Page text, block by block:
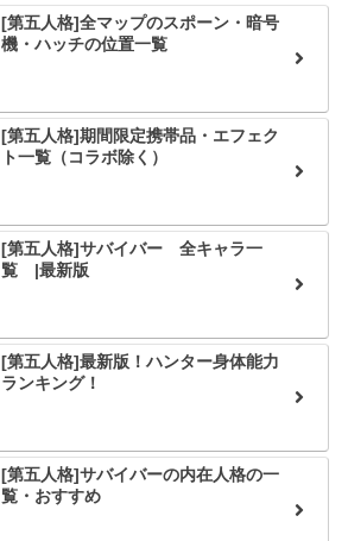
[第五人格]全マップのスポーン・暗号
機・ハッチの位置一覧
[第五人格]期間限定携帯品・エフェク
ト一覧（コラボ除く）
[第五人格]サバイバー 全キャラ一
覧 |最新版
[第五人格]最新版！ハンター身体能力
ランキング！
[第五人格]サバイバーの内在人格の一
覧・おすすめ